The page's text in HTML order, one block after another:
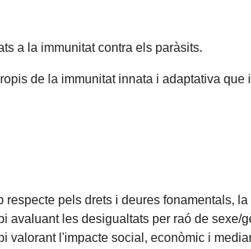
a la immunitat contra els paràsits.
de la immunitat innata i adaptativa
pels drets i deures fonamentals,
avaluant les desigualtats per raó de sexe/
valorant l'impacte social, econòmic i